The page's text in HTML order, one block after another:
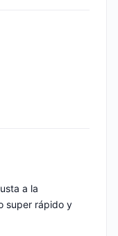
a la
super rápido y